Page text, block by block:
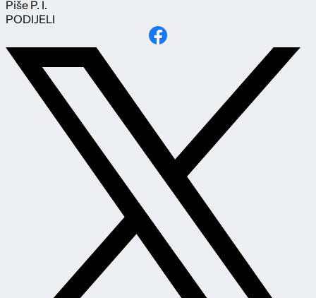
Piše P. I.
PODIJELI